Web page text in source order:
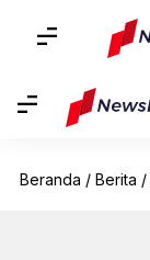
Beranda / Berita /